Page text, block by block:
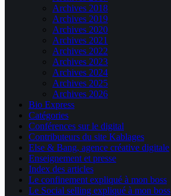
Archives 2018
Archives 2019
Archives 2020
Archives 2021
Archives 2022
Archives 2023
Archives 2024
Archives 2025
Archives 2026
Bio Express
Catégories
Conférences sur le digital
Contributeurs du site Kablages
Else & Bang, agence créative digitale
Enseignement et presse
Index des articles
Le confinement expliqué à mon boss
Le Social selling expliqué à mon boss